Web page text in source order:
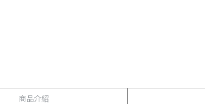
商品介紹